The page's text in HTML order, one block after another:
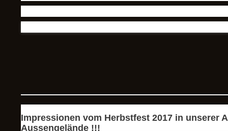
Impressionen vom Herbstfest 2017 in unserer
Aussengelände !!!